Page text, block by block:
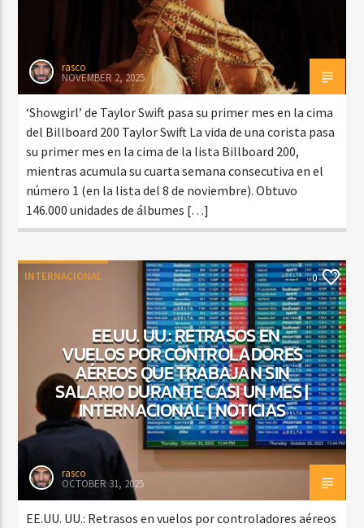
rasco
NOVEMBER 2, 2025
‘Showgirl’ de Taylor Swift pasa su primer mes en la cima
del Billboard 200 Taylor Swift La vida de una corista pasa
su primer mes en la cima de la lista Billboard 200,
mientras acumula su cuarta semana consecutiva en el
número 1 (en la lista del 8 de noviembre). Obtuvo
146.000 unidades de álbumes […]
INTERNACIONAL 0
EE.UU. UU.: RETRASOS EN
VUELOS POR CONTROLADORES
AÉREOS QUE TRABAJAN SIN
SALARIO DURANTE CASI UN MES |
INTERNACIONAL | NOTICIAS
rasco
OCTOBER 31, 2025
EE.UU. UU.: Retrasos en vuelos por controladores aéreos